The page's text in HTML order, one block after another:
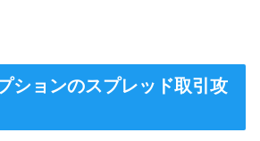
ションのスプレッド取引攻